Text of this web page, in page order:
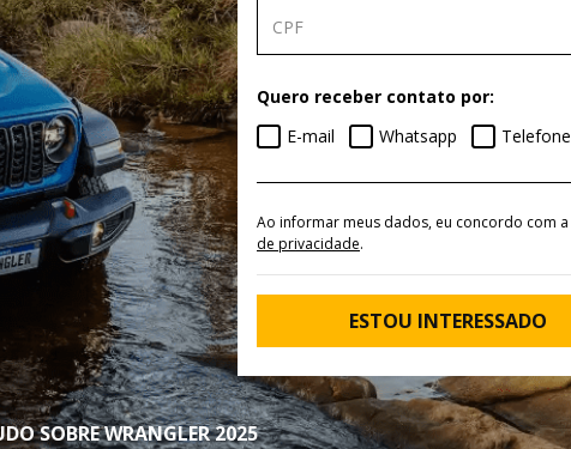
Quero receber contato por:
E-mail
Whatsapp Telefone
Ao informar meus dados, eu concordo com a
de privacidade.
ESTOU INTERESSADO
SOBRE WRANGLER 2025